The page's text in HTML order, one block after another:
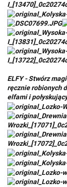
ELFY - Stwórz
ręcznie robionych
elfami i